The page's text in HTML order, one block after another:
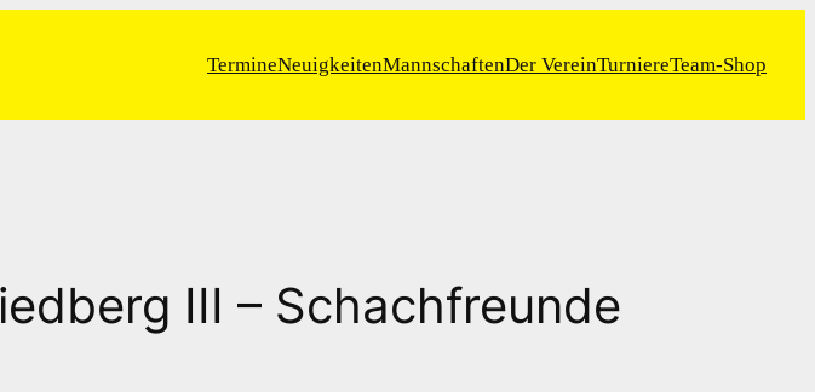
TermineNeuigkeitenMannschaftenDer VereinTurniereTeam-Shop
III – Schachfreunde